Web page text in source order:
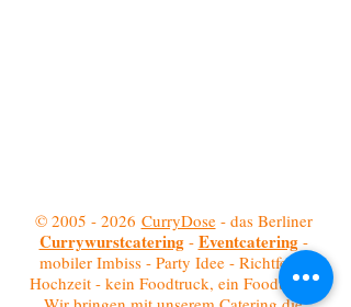
© 2005 - 2026 CurryDose- das Berliner
Currywurstcatering- Eventcatering-
mobiler Imbiss - Party Idee - Richtfest -
Hochzeit - kein Foodtruck, ein Foodtrailer